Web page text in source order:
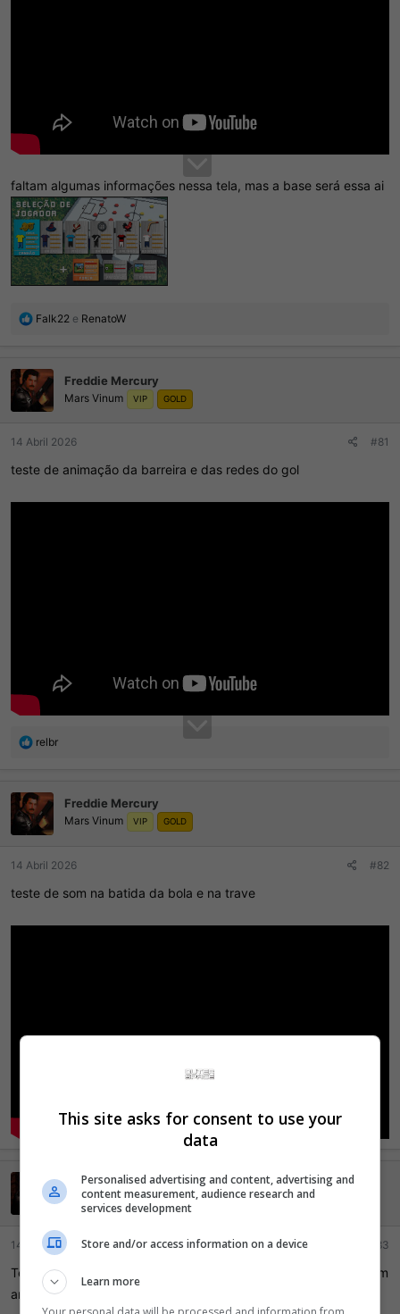
faltam algumas informações nessa tela, mas a base será essa ai
R
ç
õ
e
s
Falk22 e RenatoW
Freddie Mercury
Mars Vinum VIP GOLD
14 Abril 2026 #81
teste de animação da barreira e das redes do gol
R
õ
e
s
relbr
Freddie Mercury
Mars Vinum VIP GOLD
14 Abril 2026 #82
teste de som na batida da bola e na trave
Freddie Mercury
Mars Vinum
14 Abril 2026 #83
Teste geral de som, barreira, redes, traves, batida na bola e som
ambiente de treino.
This site asks for consent to use your
data
Personalised advertising and content, advertising and
content measurement, audience research and
services development
Store and/or access information on a device
Learn more